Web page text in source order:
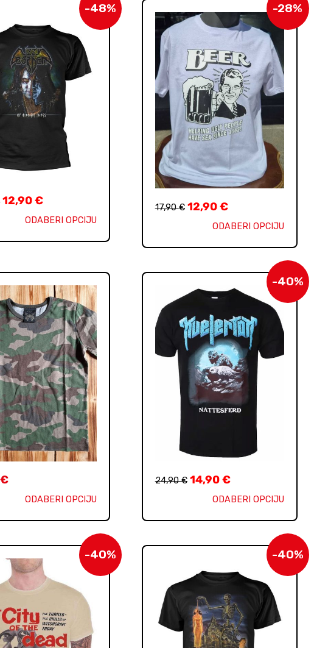
-48%
12,90€
ODABERI OPCIJU
-28%
17,90€ 12,90€
ODABERI OPCIJU
€
ODABERI OPCIJU
-40%
24,90€ 14,90€
ODABERI OPCIJU
-40% -40%